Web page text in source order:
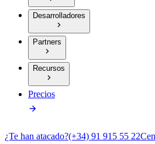
Desarrolladores
Partners
Recursos
Precios
¿Te han atacado?(+34) 91 915 55 22